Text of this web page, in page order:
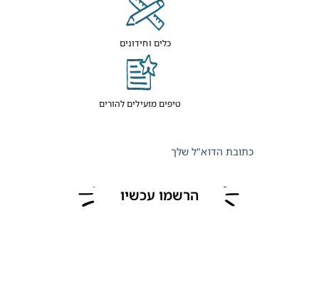
כלים וחידונים
טיפים מועילים להורים
כתובת הדוא"ל שלך
הרשמו עכשיו